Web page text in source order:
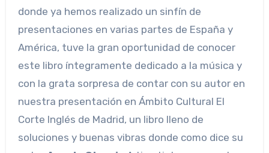
donde ya hemos realizado un sinfín de
presentaciones en varias partes de España y
América, tuve la gran oportunidad de conocer
este libro íntegramente dedicado a la música y
con la grata sorpresa de contar con su autor en
nuestra presentación en Ámbito Cultural El
Corte Inglés de Madrid, un libro lleno de
soluciones y buenas vibras donde como dice su